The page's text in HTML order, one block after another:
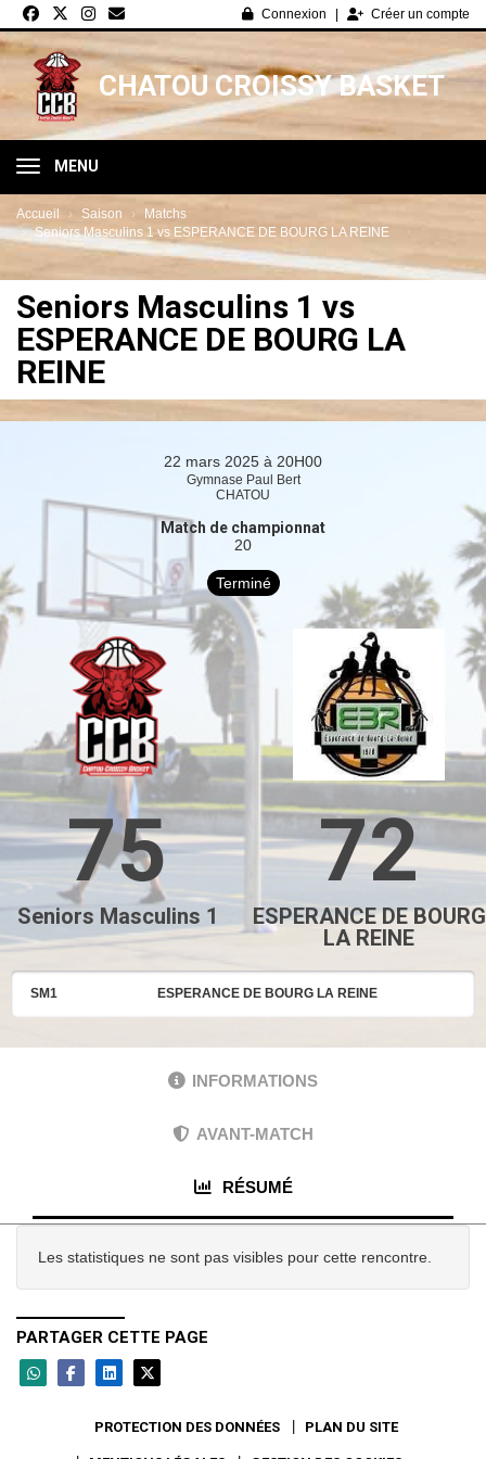
Connexion Créer un compte
CHATOU CROISSY BASKET
MENU
Accueil Saison
Matchs
Seniors Masculins 1 vs ESPERANCE DE BOURG LA REINE
Seniors Masculins 1 vs
ESPERANCE DE BOURG LA
REINE
22 mars 2025 à 20H00
Gymnase Paul Bert
CHATOU
Match de championnat
20
Terminé
75 72
Seniors Masculins 1
ESPERANCE DE BOURG
LA REINE
SM1 ESPERANCE DE BOURG LA REINE
INFORMATIONS
AVANT-MATCH
RÉSUMÉ
Les statistiques ne sont pas visibles pour cette rencontre.
PARTAGER CETTE PAGE
PROTECTION DES DONNÉES PLAN DU SITE
Panneau de gestion des cookies